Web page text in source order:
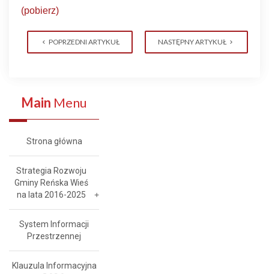
(pobierz)
POPRZEDNI ARTYKUŁ NASTĘPNY ARTYKUŁ
Main Menu
Strona główna
Strategia Rozwoju
Gminy Reńska Wieś
na lata 2016-2025
System Informacji
Przestrzennej
Klauzula Informacyjna